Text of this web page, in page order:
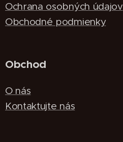
Ochrana osobných údajov
Obchodné podmienky
Obchod
O nás
Kontaktujte nás